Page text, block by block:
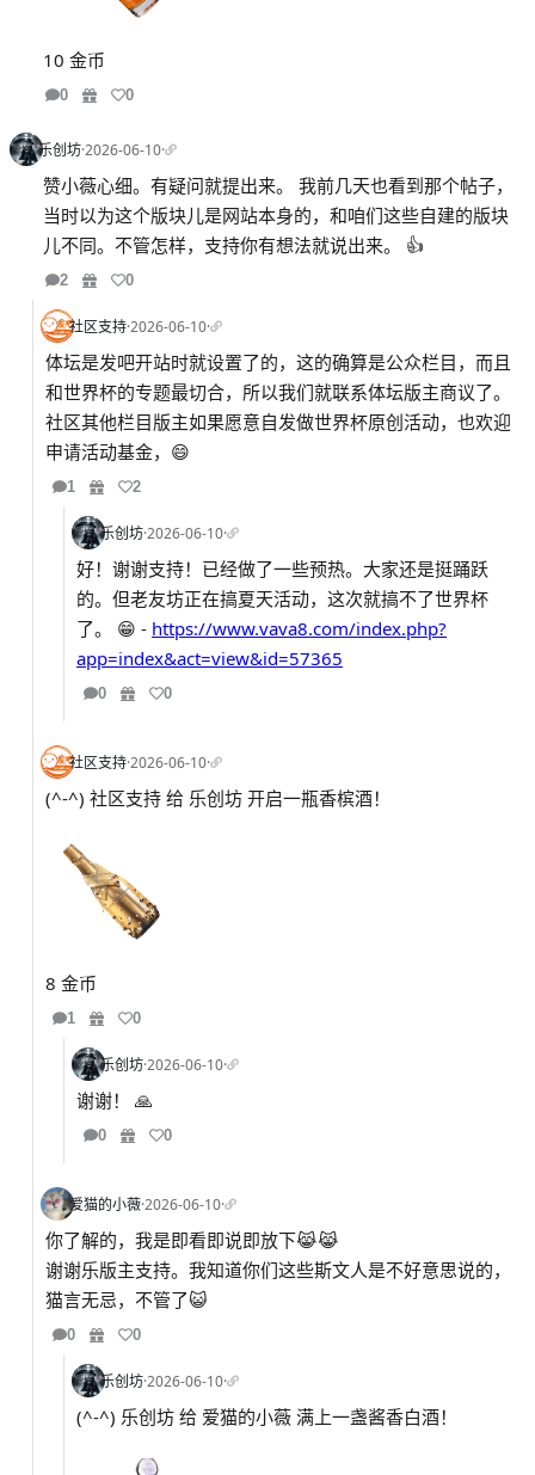
10 金币
0 0
乐创坊·2026-06-10·
赞小薇心细。有疑问就提出来。 我前几天也看到那个帖子，
当时以为这个版块儿是网站本身的，和咱们这些自建的版块
儿不同。不管怎样，支持你有想法就说出来。 👍
2 0
社区支持·2026-06-10·
体坛是发吧开站时就设置了的，这的确算是公众栏目，而且
和世界杯的专题最切合，所以我们就联系体坛版主商议了。
社区其他栏目版主如果愿意自发做世界杯原创活动，也欢迎
申请活动基金，😄
1 2
乐创坊·2026-06-10·
好！谢谢支持！已经做了一些预热。大家还是挺踊跃
的。但老友坊正在搞夏天活动，这次就搞不了世界杯
了。 😁 - https://www.vava8.com/index.php?
app=index&act=view&id=57365
0 0
社区支持·2026-06-10·
(^-^) 社区支持 给 乐创坊 开启一瓶香槟酒！
8 金币
1 0
乐创坊·2026-06-10·
谢谢！ 🙏
0 0
爱猫的小薇·2026-06-10·
你了解的，我是即看即说即放下😹😹
谢谢乐版主支持。我知道你们这些斯文人是不好意思说的，
猫言无忌，不管了😺
0 0
乐创坊·2026-06-10·
(^-^) 乐创坊 给 爱猫的小薇 满上一盏酱香白酒！